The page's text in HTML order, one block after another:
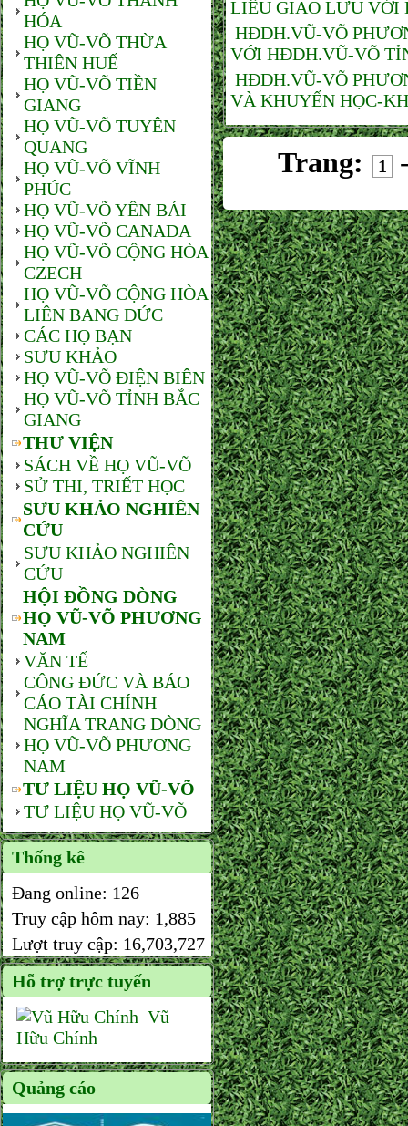
HÓA
HỌ VŨ-VÕ THỪA
THIÊN HUẾ
HỌ VŨ-VÕ TIỀN
GIANG
HỌ VŨ-VÕ TUYÊN
QUANG
HỌ VŨ-VÕ VĨNH
PHÚC
HỌ VŨ-VÕ YÊN BÁI
HỌ VŨ-VÕ CANADA
HỌ VŨ-VÕ CỘNG HÒA
CZECH
HỌ VŨ-VÕ CỘNG HÒA
LIÊN BANG ĐỨC
CÁC HỌ BẠN
SƯU KHẢO
HỌ VŨ-VÕ ĐIỆN BIÊN
HỌ VŨ-VÕ TỈNH BẮC
GIANG
THƯ VIỆN
SÁCH VỀ HỌ VŨ-VÕ
SỬ THI, TRIẾT HỌC
SƯU KHẢO NGHIÊN
CỨU
SƯU KHẢO NGHIÊN
CỨU
HỘI ĐỒNG DÒNG
HỌ VŨ-VÕ PHƯƠNG
NAM
VĂN TẾ
CÔNG ĐỨC VÀ BÁO
CÁO TÀI CHÍNH
NGHĨA TRANG DÒNG
HỌ VŨ-VÕ PHƯƠNG
NAM
TƯ LIỆU HỌ VŨ-VÕ
TƯ LIỆU HỌ VŨ-VÕ
Thống kê
Đang online: 126
Truy cập hôm nay: 1,885
Lượt truy cập: 16,703,727
Hỗ trợ trực tuyến
Vũ
Hữu Chính
Quảng cáo
LIÊU GIAO LƯU VỚI
HĐDH.VŨ-VÕ
VỚI HĐDH.VŨ-VÕ
HĐDH.VŨ-VÕ
VÀ KHUYẾN HỌC-
Trang: 1